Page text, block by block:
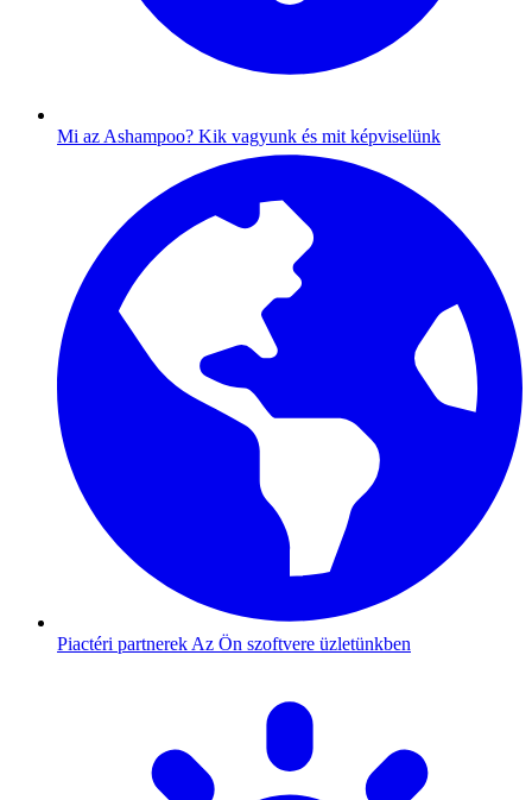
Mi az Ashampoo? Kik vagyunk és mit képviselünk
Piactéri partnerek Az Ön szoftvere üzletünkben